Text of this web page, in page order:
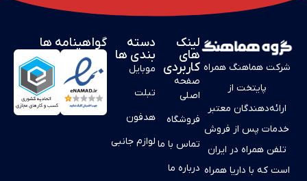
لینک
های
کاربردی
صفحه
اصلی
فروشگاه
تماس با ما
درباره ما
دسته
بندی ها
موبایل
تبلت
هدفون
لوازم جانبی
شرکت هماهنگ همراه
پایتخت از
ارائه‌دهندگان معتبر
خدمات پس از فروش
تلفن همراه در ایران
است که با داریا همراه
گواهینامه ها